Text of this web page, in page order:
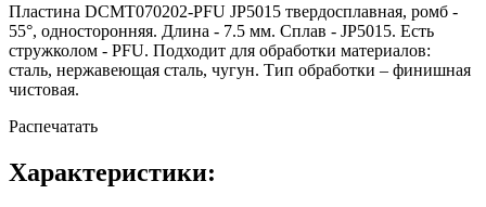
Пластина DCMT070202-PFU JP5015 твердосплавная, ромб -
55°, односторонняя. Длина - 7.5 мм. Сплав - JP5015. Есть
стружколом - PFU. Подходит для обработки материалов:
сталь, нержавеющая сталь, чугун. Тип обработки – финишная
чистовая.
Распечатать
Характеристики: